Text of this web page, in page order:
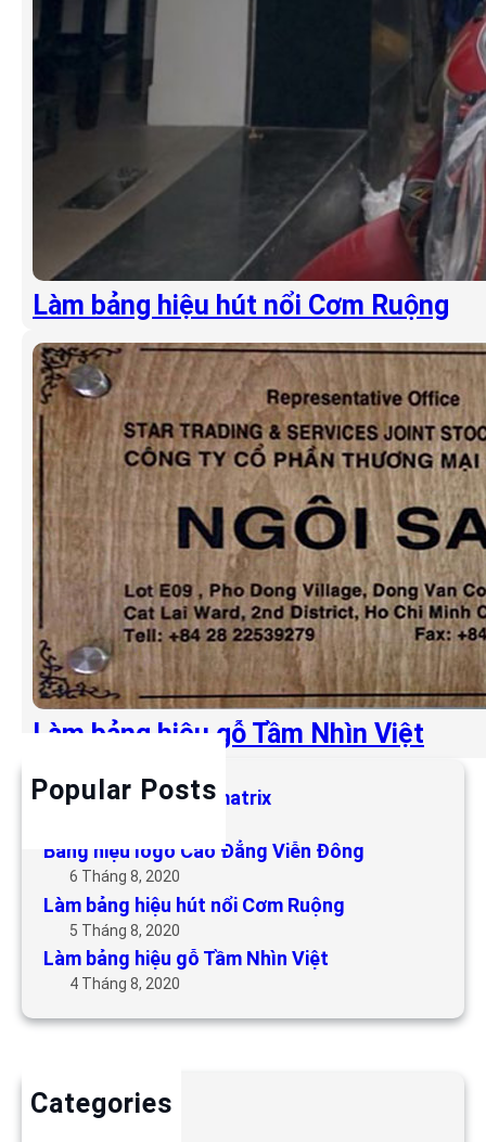
Làm bảng hiệu hút nổi Cơm Ruộng
Làm bảng hiệu gỗ Tầm Nhìn Việt
Popular Posts
Làm bảng hiệu LED matrix
Bảng hiệu logo Cao Đẳng Viễn Đông
6 Tháng 8, 2020
Làm bảng hiệu hút nổi Cơm Ruộng
5 Tháng 8, 2020
Làm bảng hiệu gỗ Tầm Nhìn Việt
4 Tháng 8, 2020
Categories